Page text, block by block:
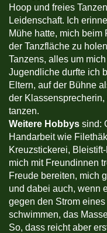
Hoop und freies
Leidenschaft. Ich
Mühe hatte, mich beim
der Tanzfläche zu
Tanzens, alles um
Jugendliche durfte ich
Eltern, auf der Bühne
der
tanzen.
Weitere Hobbys sind:
Handarbeit wie
Kreuzstickerei,
mich mit Freundinnen
Freude bereiten, mich
und dabei auch, wenn
gegen den Strom
schwimmen, das
So, dass reicht aber